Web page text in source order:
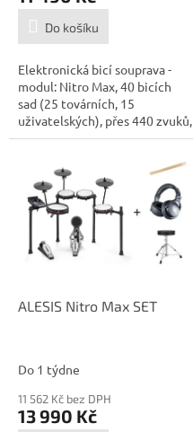
Do košíku
Elektronická bicí souprava -
modul: Nitro Max, 40 bicích
sad (25 továrních, 15
uživatelských), přes 440 zvuků,
60...
ALESIS Nitro Max SET
Do 1 týdne
11 562 Kč bez DPH
13 990 Kč